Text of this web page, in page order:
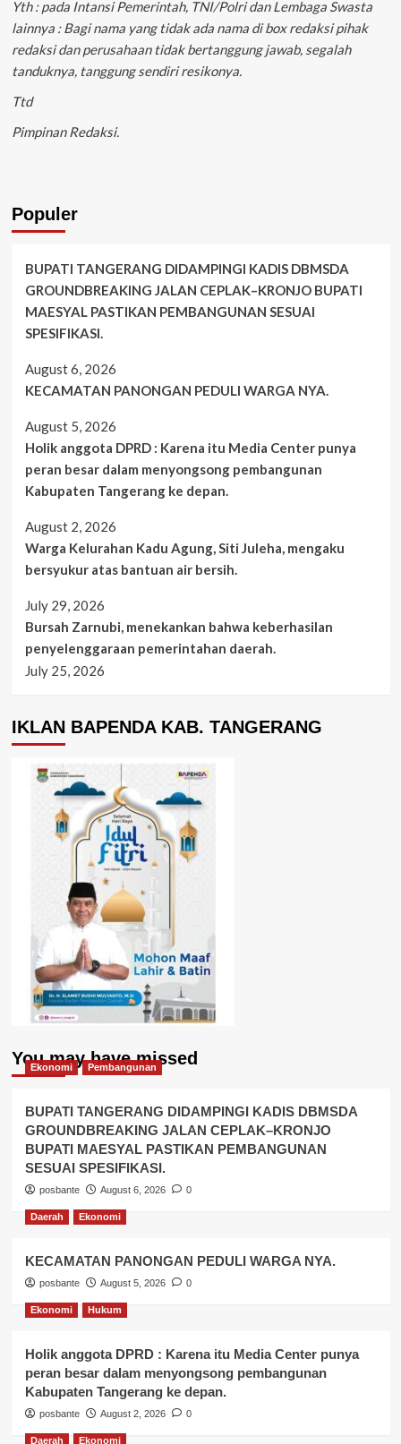
Yth : pada Intansi Pemerintah, TNI/Polri dan Lembaga Swasta
lainnya : Bagi nama yang tidak ada nama di box redaksi pihak
redaksi dan perusahaan tidak bertanggung jawab, segalah
tanduknya, tanggung sendiri resikonya.
Ttd
Pimpinan Redaksi.
Populer
BUPATI TANGERANG DIDAMPINGI KADIS DBMSDA
GROUNDBREAKING JALAN CEPLAK–KRONJO BUPATI
MAESYAL PASTIKAN PEMBANGUNAN SESUAI
SPESIFIKASI.
August 6, 2026
KECAMATAN PANONGAN PEDULI WARGA NYA.
August 5, 2026
Holik anggota DPRD : Karena itu Media Center punya
peran besar dalam menyongsong pembangunan
Kabupaten Tangerang ke depan.
August 2, 2026
Warga Kelurahan Kadu Agung, Siti Juleha, mengaku
bersyukur atas bantuan air bersih.
July 29, 2026
Bursah Zarnubi, menekankan bahwa keberhasilan
penyelenggaraan pemerintahan daerah.
July 25, 2026
IKLAN BAPENDA KAB. TANGERANG
You may have missed
Ekonomi Pembangunan
BUPATI TANGERANG DIDAMPINGI KADIS DBMSDA
GROUNDBREAKING JALAN CEPLAK–KRONJO
BUPATI MAESYAL PASTIKAN PEMBANGUNAN
SESUAI SPESIFIKASI.
posbante August 6, 2026 0
Daerah Ekonomi
KECAMATAN PANONGAN PEDULI WARGA NYA.
posbante August 5, 2026 0
Ekonomi Hukum
Holik anggota DPRD : Karena itu Media Center punya
peran besar dalam menyongsong pembangunan
Kabupaten Tangerang ke depan.
posbante August 2, 2026 0
Daerah Ekonomi